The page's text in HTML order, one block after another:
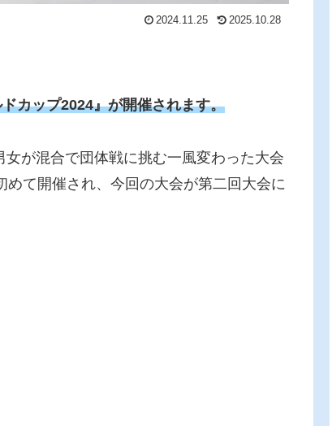
2024.11.25 2025.10.28
カップ2024』が開催されます。
が混合で団体戦に挑む一風変わった大会
て開催され、今回の大会が第二回大会に